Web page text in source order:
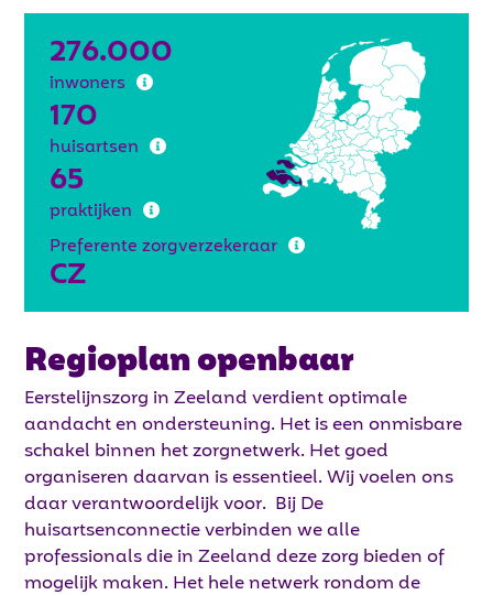
276.000
inwoners
170
huisartsen
65
praktijken
Preferente zorgverzekeraar
CZ
Regioplan openbaar
Eerstelijnszorg in Zeeland verdient optimale
aandacht en ondersteuning. Het is een onmisbare
schakel binnen het zorgnetwerk. Het goed
organiseren daarvan is essentieel. Wij voelen ons
daar verantwoordelijk voor. Bij De
huisartsenconnectie verbinden we alle
professionals die in Zeeland deze zorg bieden of
mogelijk maken. Het hele netwerk rondom de